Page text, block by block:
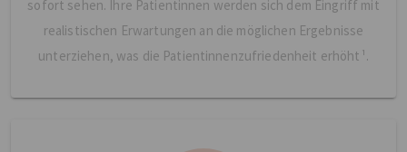
sofort sehen. Ihre Patientinnen werden sich dem Eingriff mit
realistischen Erwartungen an die möglichen Ergebnisse
unterziehen, was die Patientinnenzufriedenheit erhöht¹.